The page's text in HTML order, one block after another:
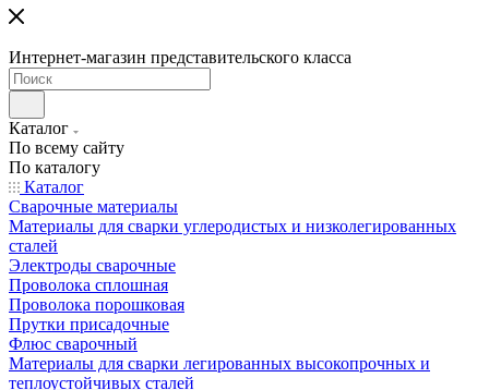
Интернет-магазин представительского класса
Каталог
По всему сайту
По каталогу
Каталог
Сварочные материалы
Материалы для сварки углеродистых и низколегированных
сталей
Электроды сварочные
Проволока сплошная
Проволока порошковая
Прутки присадочные
Флюс сварочный
Материалы для сварки легированных высокопрочных и
теплоустойчивых сталей